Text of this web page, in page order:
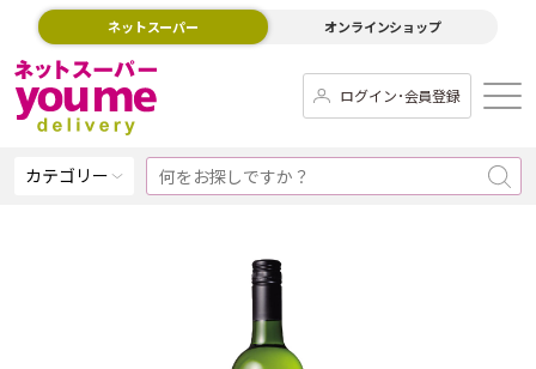
ネットスーパー オンラインショップ
ログイン･会員登録
カテゴリー